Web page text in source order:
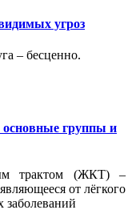
угроз
– бесценно.
группы и
трактом (ЖКТ) –
от лёгкого
заболеваний